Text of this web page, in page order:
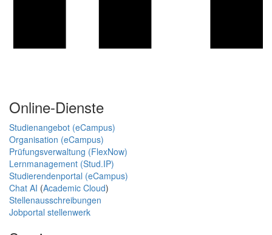
Online-Dienste
Studienangebot (eCampus)
Organisation (eCampus)
Prüfungsverwaltung (FlexNow)
Lernmanagement (Stud.IP)
Studierendenportal (eCampus)
Chat AI (Academic Cloud)
Stellenausschreibungen
Jobportal stellenwerk